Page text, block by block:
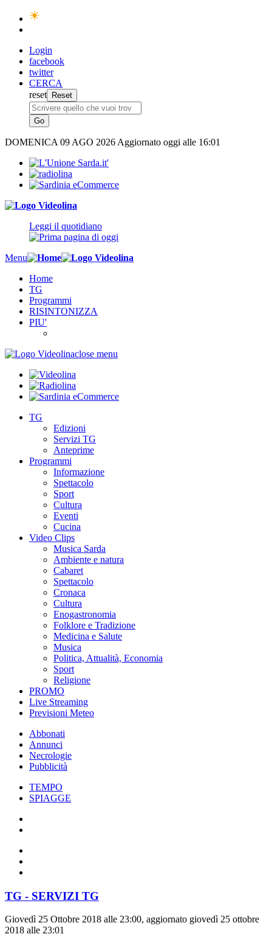
Login
facebook
twitter
CERCA
reset
DOMENICA 09 AGO 2026 Aggiornato oggi alle 16:01
Leggi il quotidiano
Menu
Home
TG
Programmi
RISINTONIZZA
PIU'
close menu
TG
Edizioni
Servizi TG
Anteprime
Programmi
Informazione
Spettacolo
Sport
Cultura
Eventi
Cucina
Video Clips
Musica Sarda
Ambiente e natura
Cabaret
Spettacolo
Cronaca
Cultura
Enogastronomia
Folklore e Tradizione
Medicina e Salute
Musica
Politica, Attualità, Economia
Sport
Religione
PROMO
Live Streaming
Previsioni Meteo
Abbonati
Annunci
Necrologie
Pubblicità
TEMPO
SPIAGGE
TG - SERVIZI TG
Giovedì 25 Ottobre 2018 alle 23:00, aggiornato giovedì 25 ottobre
2018 alle 23:01